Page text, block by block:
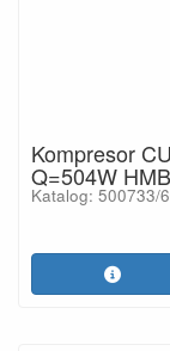
Kompresor
Q=504W
Katalog: 500733/